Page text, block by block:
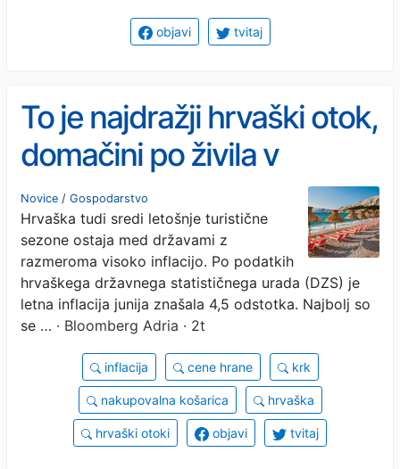
objavi tvitaj
To je najdražji hrvaški otok,
domačini po živila v
Slovenijo
Novice / Gospodarstvo
Hrvaška tudi sredi letošnje turistične
sezone ostaja med državami z
razmeroma visoko inflacijo. Po podatkih
hrvaškega državnega statističnega urada (DZS) je
letna inflacija junija znašala 4,5 odstotka. Najbolj so
se … · Bloomberg Adria · 2t
inflacija cene hrane krk
nakupovalna košarica hrvaška
hrvaški otoki objavi tvitaj